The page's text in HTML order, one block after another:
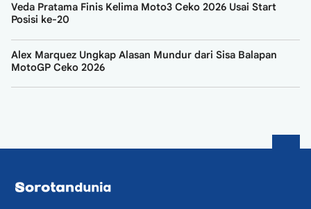
Veda Pratama Finis Kelima Moto3 Ceko 2026 Usai Start
Posisi ke-20
Alex Marquez Ungkap Alasan Mundur dari Sisa Balapan
MotoGP Ceko 2026